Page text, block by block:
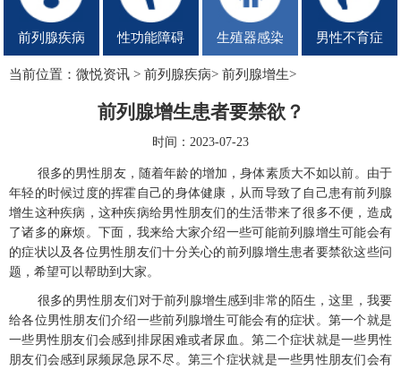
前列腺疾病 性功能障碍 生殖器感染 男性不育症
当前位置： 微悦资讯 > 前列腺疾病> 前列腺增生>
前列腺增生患者要禁欲？
时间：2023-07-23
很多的男性朋友，随着年龄的增加，身体素质大不如以前。由于
年轻的时候过度的挥霍自己的身体健康，从而导致了自己患有前列腺
增生这种疾病，这种疾病给男性朋友们的生活带来了很多不便，造成
了诸多的麻烦。下面，我来给大家介绍一些可能前列腺增生可能会有
的症状以及各位男性朋友们十分关心的前列腺增生患者要禁欲这些问
题，希望可以帮助到大家。
很多的男性朋友们对于前列腺增生感到非常的陌生，这里，我要
给各位男性朋友们介绍一些前列腺增生可能会有的症状。第一个就是
一些男性朋友们会感到排尿困难或者尿血。第二个症状就是一些男性
朋友们会感到尿频尿急尿不尽。第三个症状就是一些男性朋友们会有